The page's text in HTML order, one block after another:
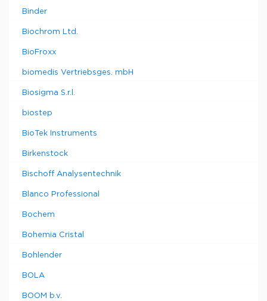
Binder
Biochrom Ltd.
BioFroxx
biomedis Vertriebsges. mbH
Biosigma S.r.l.
biostep
BioTek Instruments
Birkenstock
Bischoff Analysentechnik
Blanco Professional
Bochem
Bohemia Cristal
Bohlender
BOLA
BOOM b.v.